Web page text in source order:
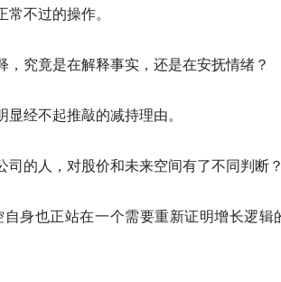
不过的操作。
究竟是在解释事实，还是在安抚情绪？
经不起推敲的减持理由。
的人，对股价和未来空间有了不同判断？
身也正站在一个需要重新证明增长逻辑